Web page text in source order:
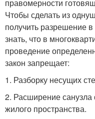
правомерности
Чтобы сделать из
получить разрешение
знать, что в
проведение
закон запрещает:
1.​ Разборку несущих
2.​ Расширение
жилого пространства.